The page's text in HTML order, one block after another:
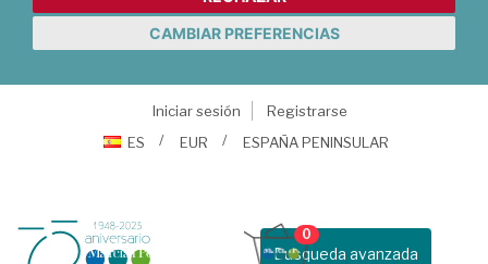
CAMBIAR PREFERENCIAS
Iniciar sesión
Registrarse
ES
EUR ESPAÑA PENINSULAR
Busqueda avanzada
0